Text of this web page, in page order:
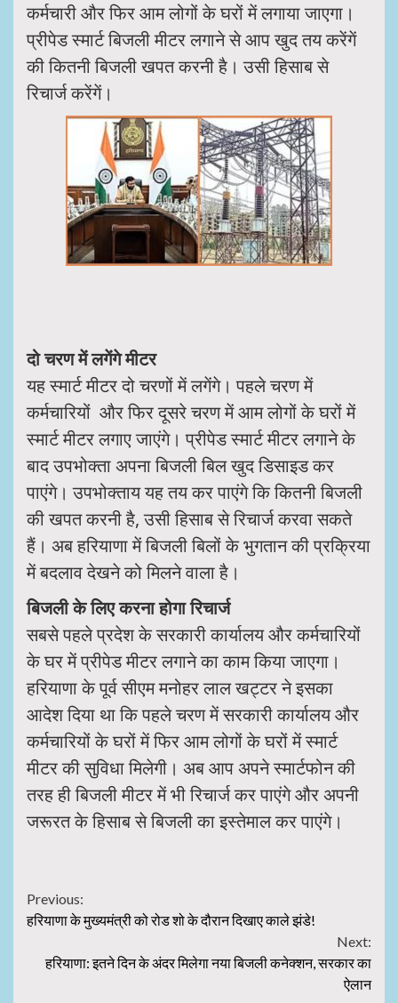
कर्मचारी और फिर आम लोगों के घरों में लगाया जाएगा।
प्रीपेड स्मार्ट बिजली मीटर लगाने से आप खुद तय करेंगें
की कितनी बिजली खपत करनी है। उसी हिसाब से
रिचार्ज करेंगें।
दो चरण में लगेंगे मीटर
यह स्मार्ट मीटर दो चरणों में लगेंगे। पहले चरण में
कर्मचारियों और फिर दूसरे चरण में आम लोगों के घरों में
स्मार्ट मीटर लगाए जाएंगे। प्रीपेड स्मार्ट मीटर लगाने के
बाद उपभोक्ता अपना बिजली बिल खुद डिसाइड कर
पाएंगे। उपभोक्ताय यह तय कर पाएंगे कि कितनी बिजली
की खपत करनी है, उसी हिसाब से रिचार्ज करवा सकते
हैं। अब हरियाणा में बिजली बिलों के भुगतान की प्रक्रिया
में बदलाव देखने को मिलने वाला है।
बिजली के लिए करना होगा रिचार्ज
सबसे पहले प्रदेश के सरकारी कार्यालय और कर्मचारियों
के घर में प्रीपेड मीटर लगाने का काम किया जाएगा।
हरियाणा के पूर्व सीएम मनोहर लाल खट्टर ने इसका
आदेश दिया था कि पहले चरण में सरकारी कार्यालय और
कर्मचारियों के घरों में फिर आम लोगों के घरों में स्मार्ट
मीटर की सुविधा मिलेगी। अब आप अपने स्मार्टफोन की
तरह ही बिजली मीटर में भी रिचार्ज कर पाएंगे और अपनी
जरूरत के हिसाब से बिजली का इस्तेमाल कर पाएंगे।
Continue
Reading
Previous:
हरियाणा के मुख्यमंत्री को रोड शो के दौरान दिखाए काले झंडे!
Next:
हरियाणा: इतने दिन के अंदर मिलेगा नया बिजली कनेक्शन, सरकार का
ऐलान